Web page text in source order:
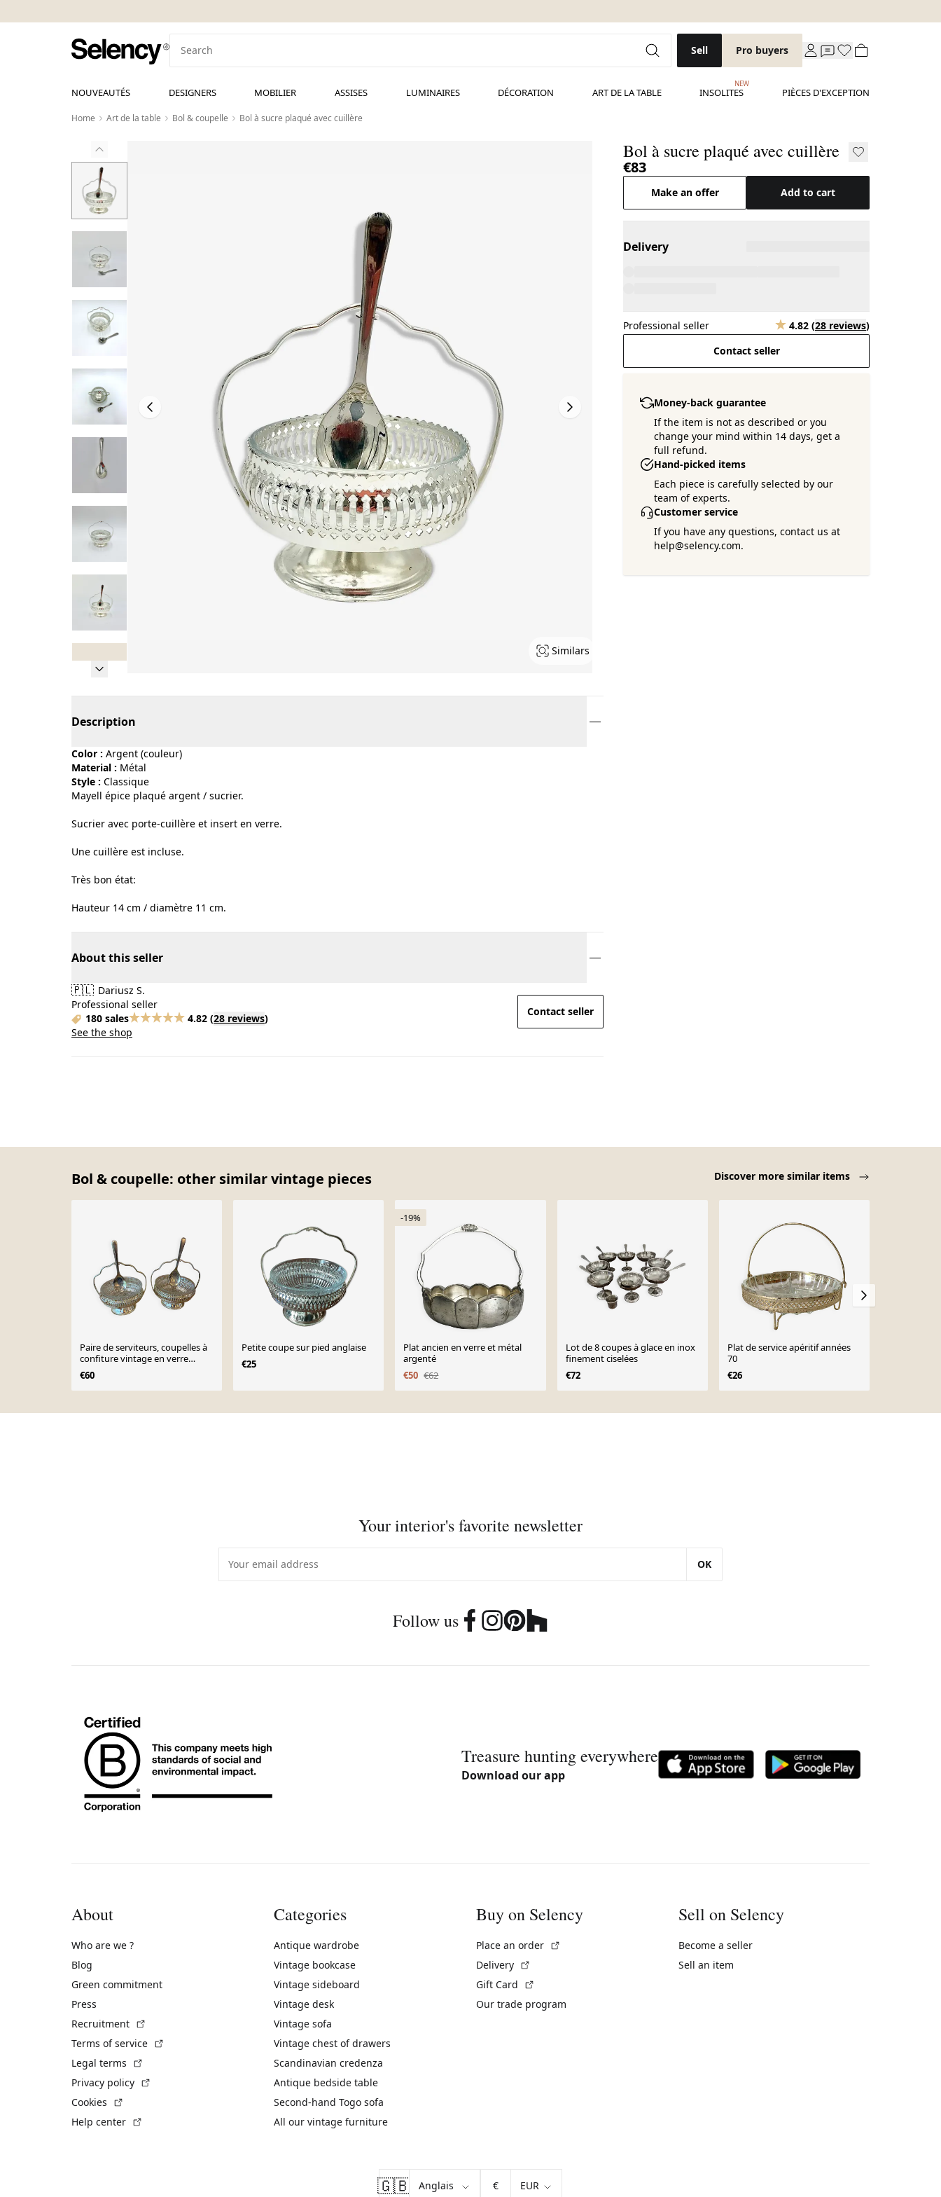
Sell Pro buyers
NOUVEAUTÉS DESIGNERS MOBILIER ASSISES LUMINAIRES DÉCORATION ART DE LA TABLE INSOLITES
NEW
PIÈCES D'EXCEPTION
Home Art de la table Bol & coupelle Bol à sucre plaqué avec cuillère
Similars
Bol à sucre plaqué avec cuillère
€83
Make an offer Add to cart
Delivery
Professional seller 4.82 (28 reviews)
Contact seller
Money-back guarantee
If the item is not as described or you
change your mind within 14 days, get a
full refund.
Hand-picked items
Each piece is carefully selected by our
team of experts.
Customer service
If you have any questions, contact us at
help@selency.com.
Description
Color :
argent (couleur)
Material :
métal
Style :
classique
Mayell épice plaqué argent / sucrier.
Sucrier avec porte-cuillère et insert en verre.
Une cuillère est incluse.
Très bon état:
Hauteur 14 cm / diamètre 11 cm.
About this seller
🇵🇱 Dariusz S.
Professional seller
180 sales
4.82 (28 reviews)
See the shop
Contact seller
Bol & coupelle: other similar vintage pieces Discover more similar items
Paire de serviteurs, coupelles à
confiture vintage en verre
moulé et métal argenté
€60
Petite coupe sur pied anglaise
€25
-19%
Plat ancien en verre et métal
argenté
€50 €62
Lot de 8 coupes à glace en inox
finement ciselées
€72
Plat de service apéritif années
70
€26
Your interior's favorite newsletter
OK
Follow us
Treasure hunting everywhere
Download our app
About
Who are we ?
Blog
Green commitment
Press
Recruitment
Terms of service
Legal terms
Privacy policy
Cookies
Help center
Categories
Antique wardrobe
Vintage bookcase
Vintage sideboard
Vintage desk
Vintage sofa
Vintage chest of drawers
Scandinavian credenza
Antique bedside table
Second-hand Togo sofa
All our vintage furniture
Buy on Selency
Place an order
Delivery
Gift Card
Our trade program
Sell on Selency
Become a seller
Sell an item
🇬🇧 €